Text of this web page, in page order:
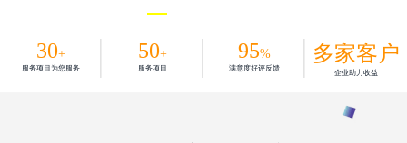
30+
服务项目为您服务
50+
服务项目
95%
满意度好评反馈
多家客户
企业助力收益